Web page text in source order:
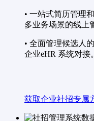
• 一站式简历管理
多业务场景的线上
• 全面管理候选人
企业eHR 系统对接。
获取企业社招专属